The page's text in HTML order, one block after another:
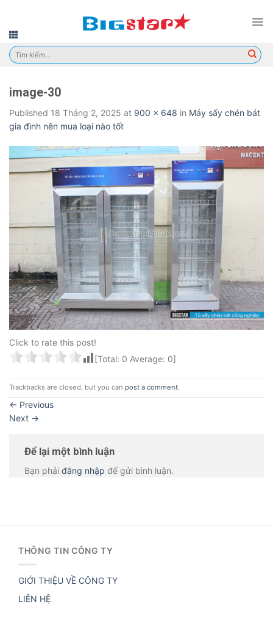
content
Tìm
kiếm:
image-30
Published 18 Tháng 2, 2025 at 900 × 648 in Máy sấy chén bát
gia đình nên mua loại nào tốt
Click to rate this post!
[Total: 0 Average: 0]
Trackbacks are closed, but you can post a comment.
← Previous
Next →
Để lại một bình luận
Bạn phải đăng nhập để gửi bình luận.
THÔNG TIN CÔNG TY
GIỚI THIỆU VỀ CÔNG TY
LIÊN HỆ